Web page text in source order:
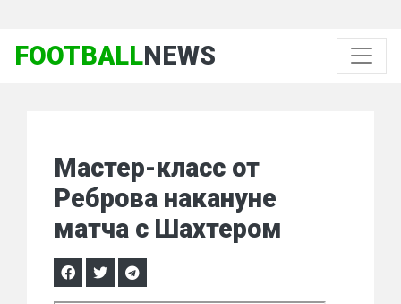
FOOTBALLNEWS
Мастер-класс от
Реброва накануне
матча с Шахтером